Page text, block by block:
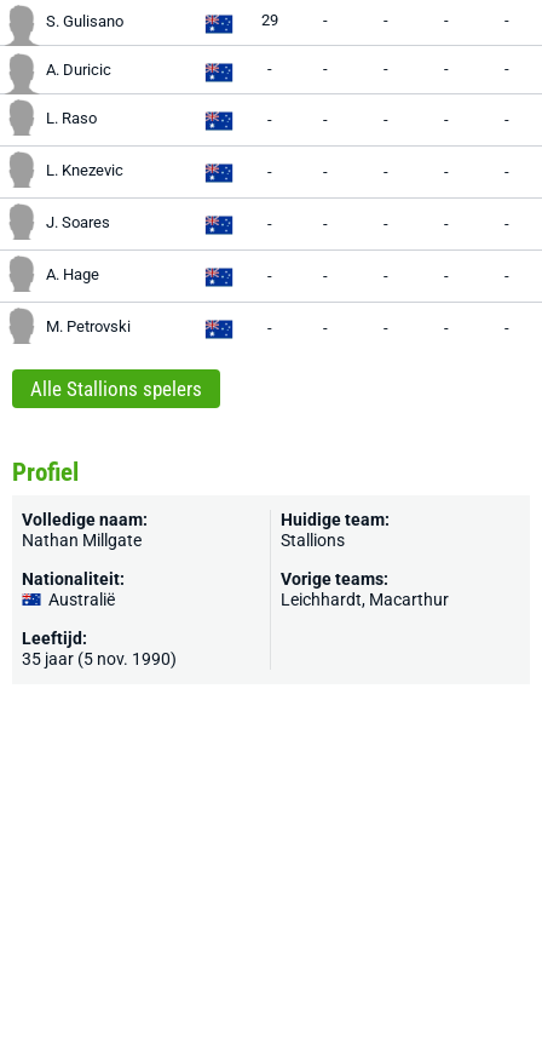
S. Gulisano 29 - - - -
A. Duricic - - - - -
L. Raso - - - - -
L. Knezevic - - - - -
J. Soares - - - - -
A. Hage - - - - -
M. Petrovski - - - - -
Alle Stallions spelers
Profiel
Volledige naam:
Nathan Millgate
Nationaliteit:
Australië
Leeftijd:
35 jaar (5 nov. 1990)
Huidige team:
Stallions
Vorige teams:
Leichhardt, Macarthur